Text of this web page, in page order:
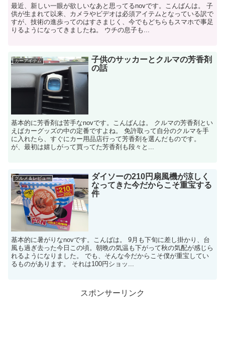
最近、新しい一眼が欲しいなあと思ってるnovです。こんばんは。 子
供が生まれて以来、カメラやビデオは必須アイテムとなっている訳で
すが、技術の進歩ってのはすさまじく、今でもどちらもスマホで事足
りるようになってきましたね。 ウチの息子も...
カーアイテム
子供のサッカーとクルマの芳香剤
の話
基本的に芳香剤は苦手なnovです。こんばんは。 クルマの芳香剤とい
えばカーグッズの中の定番ですよね。 免許取って自分のクルマを手
に入れたら、すぐにカー用品店行って芳香剤を選んだものです。
が、最初は嬉しがって買ってた芳香剤も段々と...
グルメ＆レビュー
ダイソーの210円扇風機が涼しく
なってきた今だからこそ重宝する
件
基本的に暑がりなnovです。こんばは。 9月も下旬に差し掛かり、台
風も過ぎ去った今日この頃。朝晩の気温も下がって秋の気配が感じら
れるようになりました。 でも、そんな今だからこそ僕が重宝してい
るものがあります。 それは100円ショッ...
スポンサーリンク